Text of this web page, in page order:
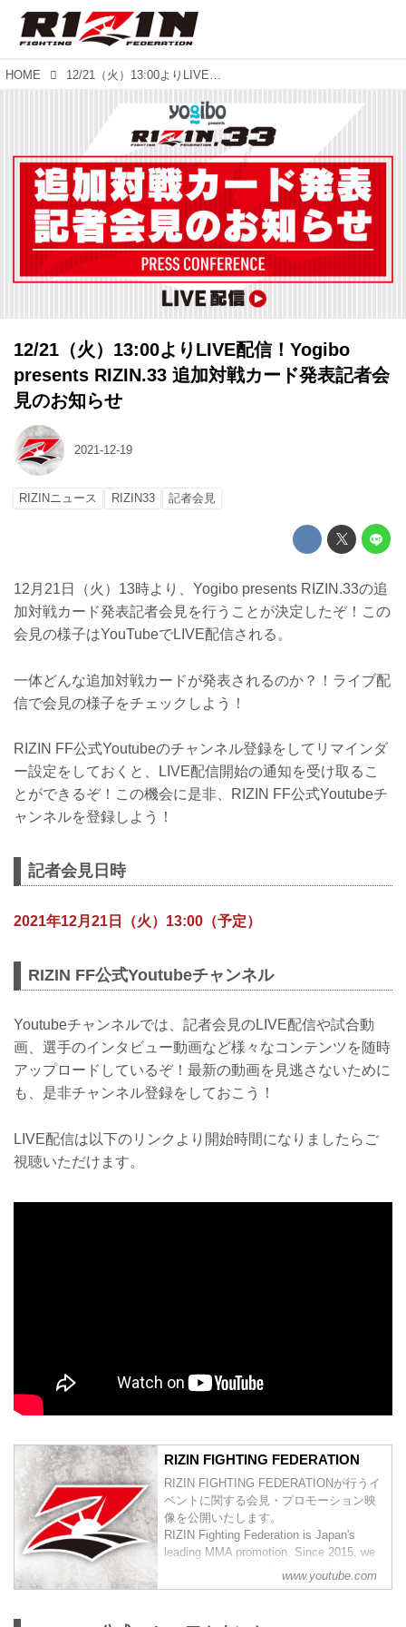
HOME 12/21（火）13:00よりLIVE配信！Yogibo presents RIZIN.33 追加対戦カード発表記者会見のお知らせ
12/21（火）13:00よりLIVE配信！Yogibo
presents RIZIN.33 追加対戦カード発表記者会
見のお知らせ
2021-12-19
RIZINニュース RIZIN33 記者会見
12月21日（火）13時より、Yogibo presents RIZIN.33の追
加対戦カード発表記者会見を行うことが決定したぞ！この
会見の様子はYouTubeでLIVE配信される。
一体どんな追加対戦カードが発表されるのか？！ライブ配
信で会見の様子をチェックしよう！
RIZIN FF公式Youtubeのチャンネル登録をしてリマインダ
ー設定をしておくと、LIVE配信開始の通知を受け取るこ
とができるぞ！この機会に是非、RIZIN FF公式Youtubeチ
ャンネルを登録しよう！
記者会見日時
2021年12月21日（火）13:00（予定）
RIZIN FF公式Youtubeチャンネル
Youtubeチャンネルでは、記者会見のLIVE配信や試合動
画、選手のインタビュー動画など様々なコンテンツを随時
アップロードしているぞ！最新の動画を見逃さないために
も、是非チャンネル登録をしておこう！
LIVE配信は以下のリンクより開始時間になりましたらご
視聴いただけます。
RIZIN FIGHTING FEDERATION
RIZIN FIGHTING FEDERATIONが行うイ
ベントに関する会見・プロモーション映
像を公開いたします。
RIZIN Fighting Federation is Japan's
leading MMA promotion. Since 2015, we
have carried on the fighting tradition of
previous world class MMA promotions
www.youtube.com